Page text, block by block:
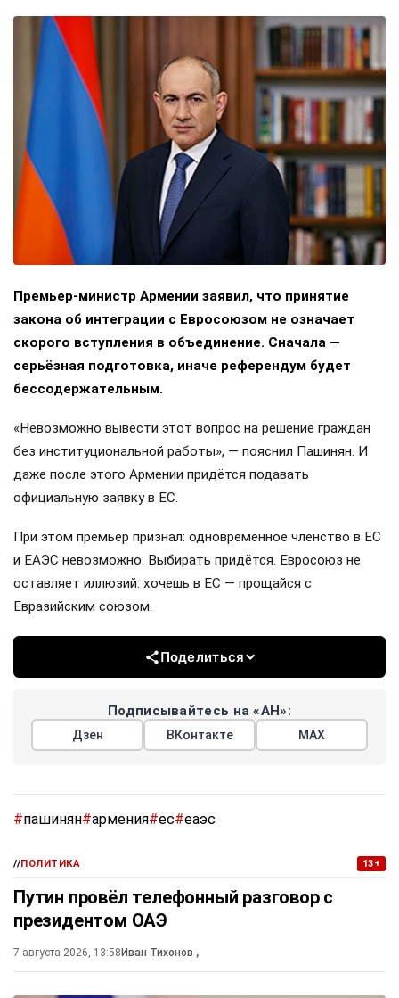
Премьер-министр Армении заявил, что принятие
закона об интеграции с Евросоюзом не означает
скорого вступления в объединение. Сначала —
серьёзная подготовка, иначе референдум будет
бессодержательным.
«Невозможно вывести этот вопрос на решение граждан
без институциональной работы», — пояснил Пашинян. И
даже после этого Армении придётся подавать
официальную заявку в ЕС.
При этом премьер признал: одновременное членство в ЕС
и ЕАЭС невозможно. Выбирать придётся. Евросоюз не
оставляет иллюзий: хочешь в ЕС — прощайся с
Евразийским союзом.
Поделиться
Подписывайтесь на «АН»:
Дзен ВКонтакте МАХ
#пашинян#армения#ес#еаэс
//ПОЛИТИКА 13+
Путин провёл телефонный разговор с
президентом ОАЭ
7 августа 2026, 13:58 Иван Тихонов ,